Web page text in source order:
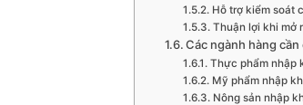
Hỗ trợ kiểm soát
Thuận lợi khi mở
Các ngành hàng
Thực phẩm nhập
Mỹ phẩm nhập
Nông sản nhập